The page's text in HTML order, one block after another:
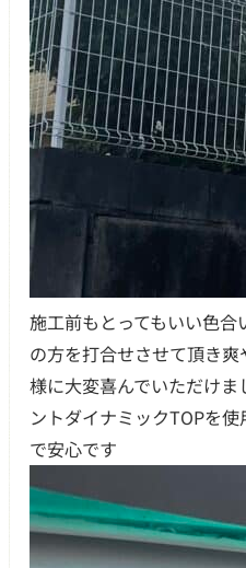
施工前もとってもいい色
の方を打合せさせて頂き
様に大変喜んでいただけ
ントダイナミックTOPを
で安心です ‍